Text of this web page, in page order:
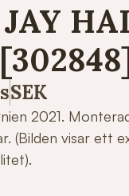
SEK
2021.
(Bilden visar ett